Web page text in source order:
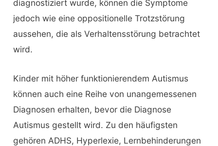
diagnostiziert wurde, können die Symptome
jedoch wie eine oppositionelle Trotzstörung
aussehen, die als Verhaltensstörung betrachtet
wird.
Kinder mit höher funktionierendem Autismus
können auch eine Reihe von unangemessenen
Diagnosen erhalten, bevor die Diagnose
Autismus gestellt wird. Zu den häufigsten
gehören ADHS, Hyperlexie, Lernbehinderungen